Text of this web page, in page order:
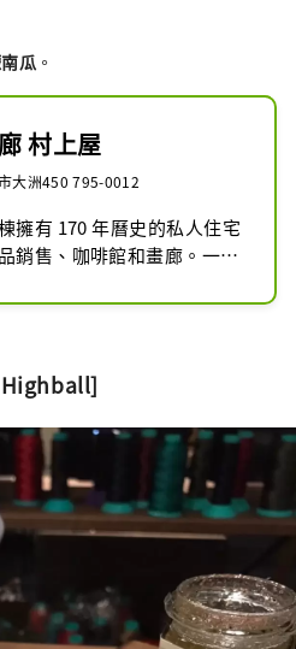
瓜 。
村上屋
大洲450 795-0012
擁有 170 年曆史的私人住宅
銷售、咖啡館和畫廊。一邊
大洲市大洲450
57-9771​